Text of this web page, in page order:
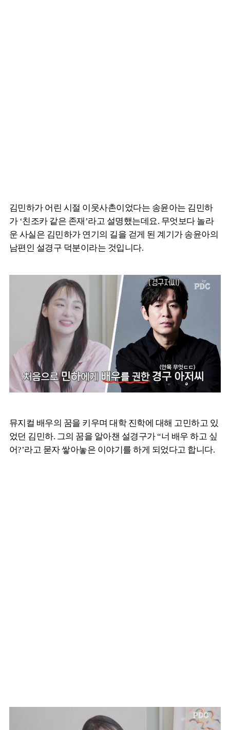
김민하가 어린 시절 이웃사촌이었다는 송윤아는 김민하
가 ‘친조카 같은 존재’라고 설명했는데요. 무엇보다 놀라
운 사실은 김민하가 연기의 길을 걷게 된 계기가 송윤아의
남편인 설경구 덕분이라는 것입니다.
뮤지컬 배우의 꿈을 키우며 대학 진학에 대해 고민하고 있
었던 김민하. 그의 꿈을 알아챈 설경구가 “너 배우 하고 싶
어?’라고 묻자 쌓아놓은 이야기를 하게 되었다고 합니다.